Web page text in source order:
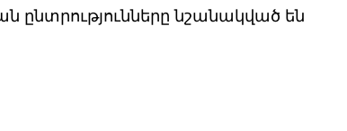
նշանակված են